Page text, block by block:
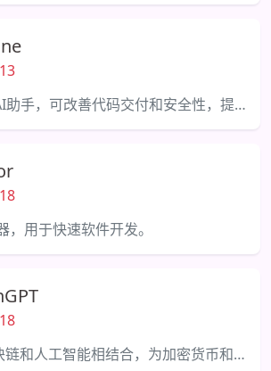
Tabnine是一个AI助手，可改善代码交付和安全性，提高开发效率。
，用于快速软件开发。
ChainGPT将区块链和人工智能相结合，为加密货币和区块链社区提供解决方案。